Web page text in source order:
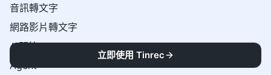
音訊轉文字
網路影片轉文字
AI問答
Agent
立即使用 Tinrec